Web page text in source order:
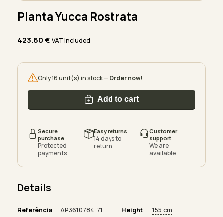
Planta Yucca Rostrata
423.60€ VAT included
Only 16 unit(s) in stock —Order now!
Add to cart
Secure
purchase
Protected
payments
Easy returns
14 days to
return
Customer
support
We are
available
Details
Referência AP3610784-71 Height
155 cm